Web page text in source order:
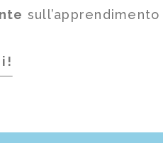
sull’apprendimento